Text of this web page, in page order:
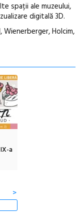
spații ale muzeului,
digitală 3D.
Holcim,
a
>